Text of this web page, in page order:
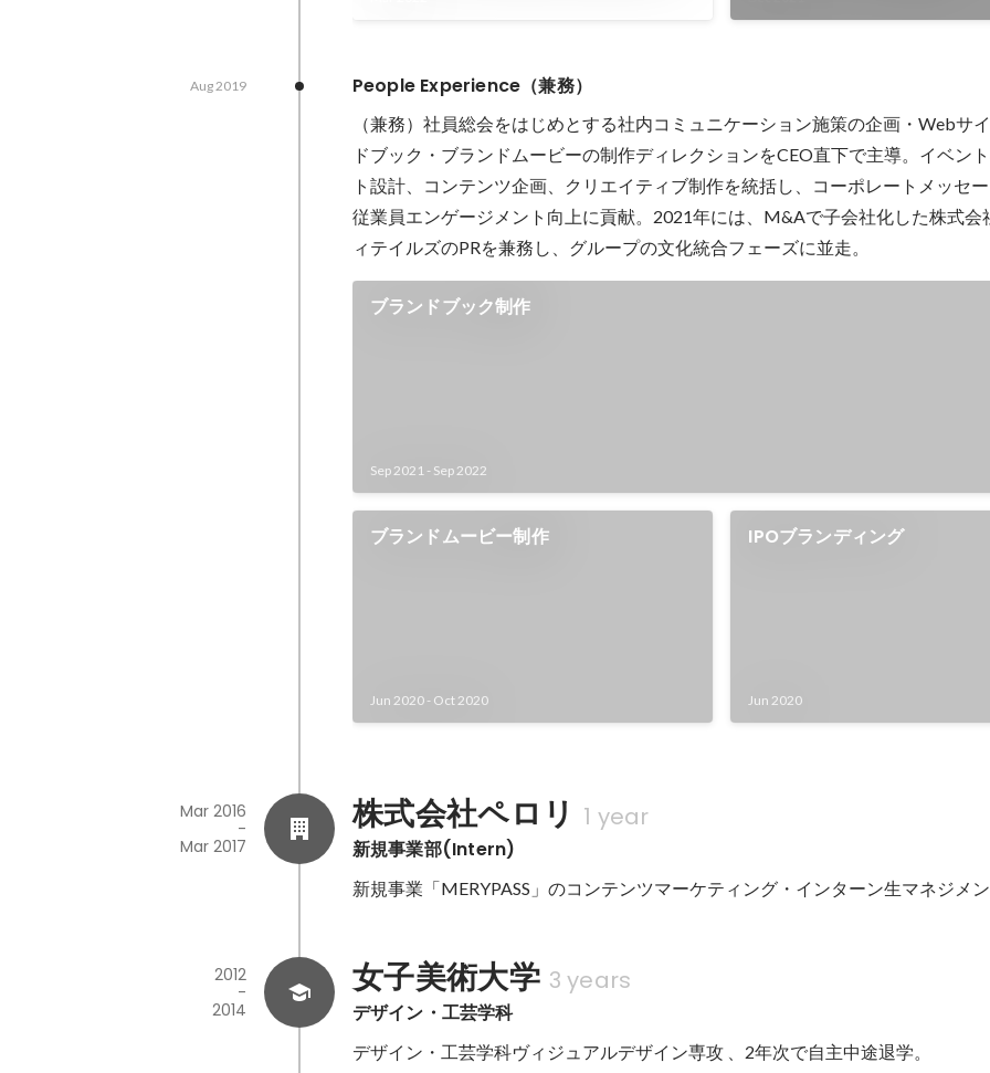
People Experience（兼務）
Aug 2019
（兼務）社員総会をはじめとする社内コミュニケーション施策の企画・Webサ
ドブック・ブランドムービーの制作ディレクションをCEO直下で主導。イベン
ト設計、コンテンツ企画、クリエイティブ制作を統括し、コーポレートメッセ
従業員エンゲージメント向上に貢献。2021年には、M&Aで子会社化した株式会
ィテイルズのPRを兼務し、グループの文化統合フェーズに並走。
ブランドブック制作
Sep 2021 - Sep 2022
ブランドムービー制作
Jun 2020- Oct 2020
IPOブランディング
Jun 2020
株式会社ペロリ 1 year
新規事業部(Intern)
Mar 2016
-
Mar 2017
新規事業「MERYPASS」のコンテンツマーケティング・インターン生マネジメン
女子美術大学 3 years
デザイン・工芸学科
2012
-
2014
デザイン・工芸学科ヴィジュアルデザイン専攻 、2年次で自主中途退学。